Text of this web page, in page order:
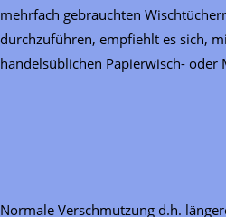
mehrfach gebrauchten
durchzuführen, empfiehlt es sich,
handelsüblichen Papierwisch-
Normale Verschmutzung d.h.